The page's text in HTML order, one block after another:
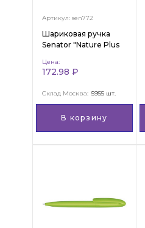
Артикул: sen772
Шариковая ручка
Senator "Nature Plus
Цена:
172.98 ₽
Склад Москва: 5955 шт.
В корзину